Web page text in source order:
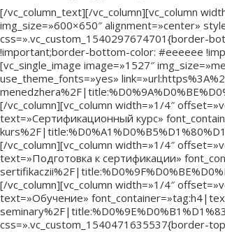
[/vc_column_text][/vc_column][vc_column
img_size=»600×650″ alignment=»center»
css=».vc_custom_1540297674701{border-
!important;border-bottom-color: #eeeeee
[vc_single_image image=»1527″
use_theme_fonts=»yes»
[/vc_column][vc_column width=»1/4″
text=»Сертификационный курс»
[/vc_column][vc_column width=»1/4″
text=»Подготовка к сертификации»
[/vc_column][vc_column width=»1/4″
text=»Обучение»
css=».vc_custom_1540471635537{border-